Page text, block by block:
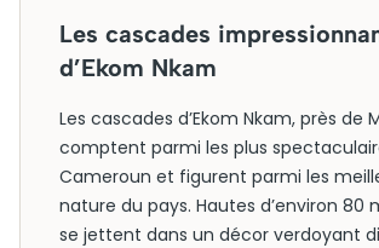
Les cascades
d’Ekom Nkam
Les cascades d’Ekom Nkam, près de
comptent parmi les plus
Cameroun et figurent parmi les
nature du pays. Hautes d’environ 80
se jettent dans un décor verdoyant